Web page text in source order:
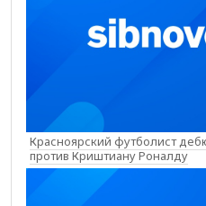
Красноярский футболист
против Криштиану Роналду